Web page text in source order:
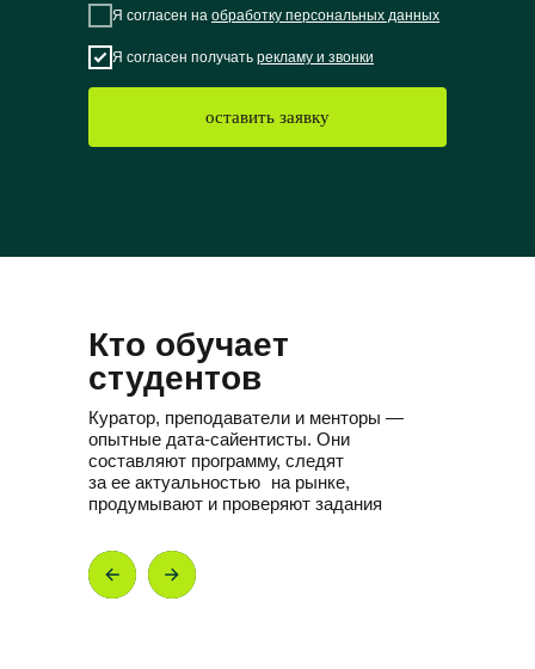
Я согласен на обработку персональных данных
Я согласен получать рекламу и звонки
оставить заявку
Кто обучает
студентов
Куратор, преподаватели и менторы —
опытные дата-сайентисты. Они
составляют программу, следят
за ее актуальностью на рынке,
продумывают и проверяют задания